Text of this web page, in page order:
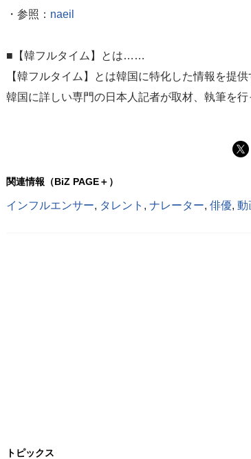
・参照： naeil
■【韓フルタイム】とは……
【韓フルタイム】とは韓国に特化した情報を提供
韓国に詳しい専門の日本人記者が取材、執筆を行
関連情報（BiZ PAGE＋）
インフルエンサー, タレント , ナレーター, 俳優, 動
トピックス